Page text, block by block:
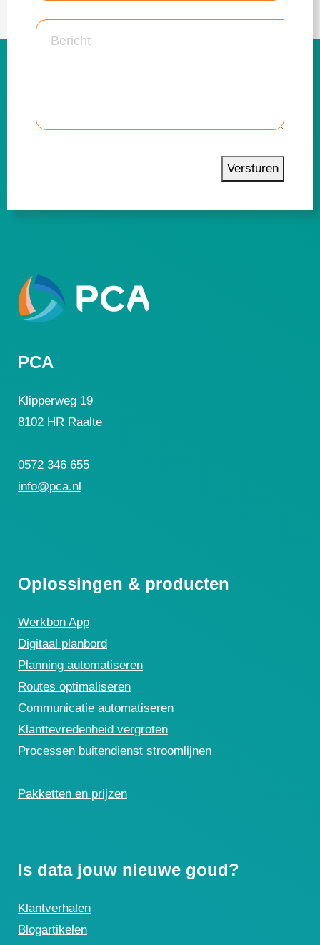
Versturen
PCA
Klipperweg 19
8102 HR Raalte
0572 346 655
info@pca.nl
Oplossingen & producten
Werkbon App
Digitaal planbord
Planning automatiseren
Routes optimaliseren
Communicatie automatiseren
Klanttevredenheid vergroten
Processen buitendienst stroomlijnen
Pakketten en prijzen
Is data jouw nieuwe goud?
Klantverhalen
Blogartikelen